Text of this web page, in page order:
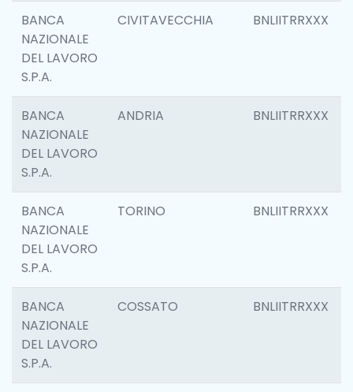
BANCA
NAZIONALE
DEL LAVORO
S.P.A.
CIVITAVECCHIA BNLIITRRXXX
BANCA
NAZIONALE
DEL LAVORO
S.P.A.
ANDRIA BNLIITRRXXX
BANCA
NAZIONALE
DEL LAVORO
S.P.A.
TORINO BNLIITRRXXX
BANCA
NAZIONALE
DEL LAVORO
S.P.A.
COSSATO BNLIITRRXXX